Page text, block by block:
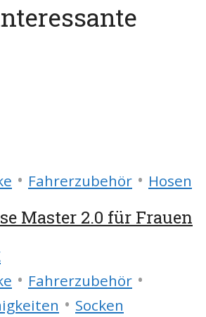
• Fahrerzubehör • Hosen
Master 2.0 für Frauen
• Fahrerzubehör •
• Socken